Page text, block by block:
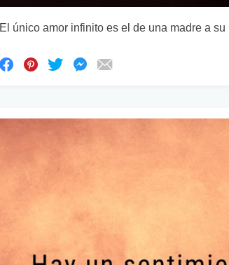
El único amor infinito es el de una madre a su